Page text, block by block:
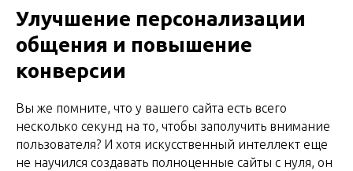
Улучшение персонализации
общения и повышение
конверсии
Вы же помните, что у вашего сайта есть всего
несколько секунд на то, чтобы заполучить внимание
пользователя? И хотя искусственный интеллект еще
не научился создавать полноценные сайты с нуля, он